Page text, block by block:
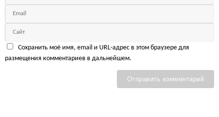
Сохранить моё имя, email и URL-адрес в этом браузере для
размещения комментариев в дальнейшем.